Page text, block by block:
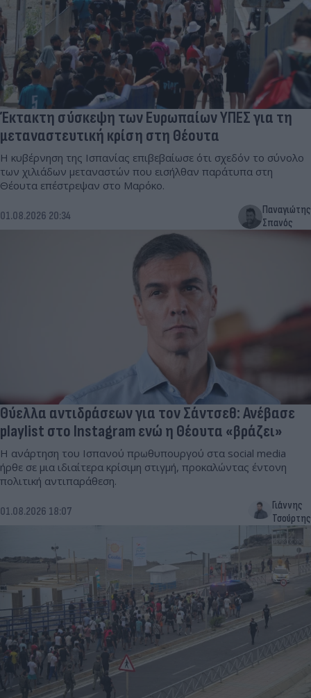
Έκτακτη σύσκεψη των Ευρωπαίων ΥΠΕΣ για τη
μεταναστευτική κρίση στη Θέουτα
Η κυβέρνηση της Ισπανίας επιβεβαίωσε ότι σχεδόν το σύνολο
των χιλιάδων μεταναστών που εισήλθαν παράτυπα στη
Θέουτα επέστρεψαν στο Μαρόκο.
01.08.2026 20:34
Παναγιώτης
Σπανός
Θύελλα αντιδράσεων για τον Σάντσεθ: Ανέβασε
playlist στο Instagram ενώ η Θέουτα «βράζει»
Η ανάρτηση του Ισπανού πρωθυπουργού στα social media
ήρθε σε μια ιδιαίτερα κρίσιμη στιγμή, προκαλώντας έντονη
πολιτική αντιπαράθεση.
01.08.2026 18:07
Γιάννης
Τσούρτης